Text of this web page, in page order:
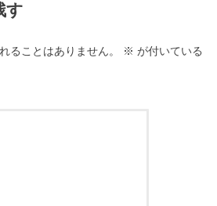
す
ることはありません。 ※ が付いている